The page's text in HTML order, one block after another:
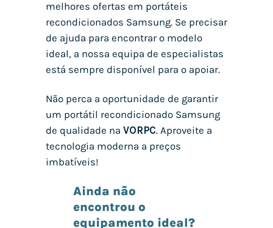
melhores ofertas em portáteis
recondicionados Samsung. Se precisar
de ajuda para encontrar o modelo
ideal, a nossa equipa de especialistas
está sempre disponível para o apoiar.
Não perca a oportunidade de garantir
um portátil recondicionado Samsung
de qualidade na VORPC. Aproveite a
tecnologia moderna a preços
imbatíveis!
Ainda não
encontrou o
equipamento ideal?